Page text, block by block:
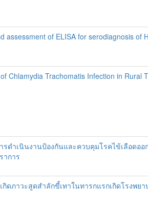
assessment of ELISA for serodiagnosis of
Chlamydia Trachomatis Infection in Rural
รดำเนินงานป้องกันและควบคุมโรคไข้เลือดอ
าการ
กิดภาวะสูดสำลักขี้เทาในทารกแรกเกิดโรงพ